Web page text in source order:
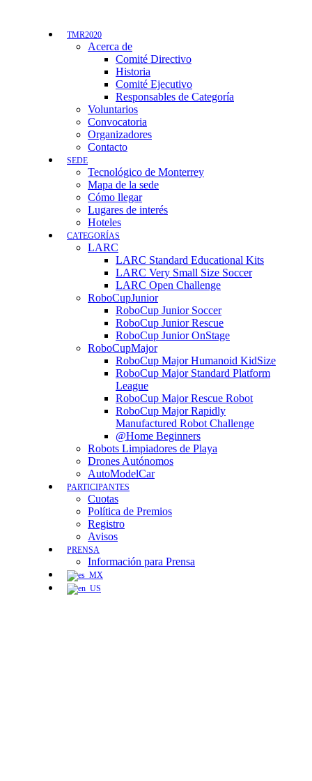
TMR2020
Acerca de
Comité Directivo
Historia
Comité Ejecutivo
Responsables de Categoría
Voluntarios
Convocatoria
Organizadores
Contacto
SEDE
Tecnológico de Monterrey
Mapa de la sede
Cómo llegar
Lugares de interés
Hoteles
CATEGORÍAS
LARC
LARC Standard Educational Kits
LARC Very Small Size Soccer
LARC Open Challenge
RoboCupJunior
RoboCup Junior Soccer
RoboCup Junior Rescue
RoboCup Junior OnStage
RoboCupMajor
RoboCup Major Humanoid KidSize
RoboCup Major Standard Platform
League
RoboCup Major Rescue Robot
RoboCup Major Rapidly
Manufactured Robot Challenge
@Home Beginners
Robots Limpiadores de Playa
Drones Autónomos
AutoModelCar
PARTICIPANTES
Cuotas
Política de Premios
Registro
Avisos
PRENSA
Información para Prensa